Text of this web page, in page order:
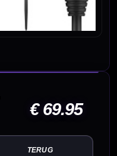
€ 69.95
TERUG